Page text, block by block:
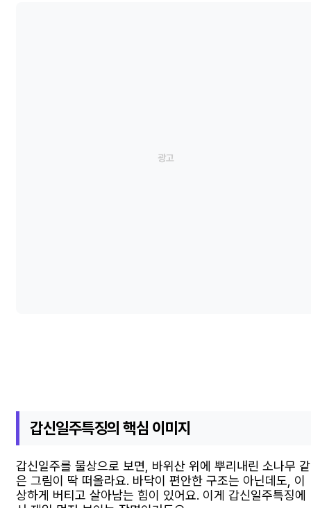
갑신일주특징의 핵심 이미지
갑신일주를 물상으로 보면, 바위산 위에 뿌리내린 소나무 같
은 그림이 딱 떠올라요. 바닥이 편안한 구조는 아닌데도, 이
상하게 버티고 살아남는 힘이 있어요. 이게 갑신일주특징에